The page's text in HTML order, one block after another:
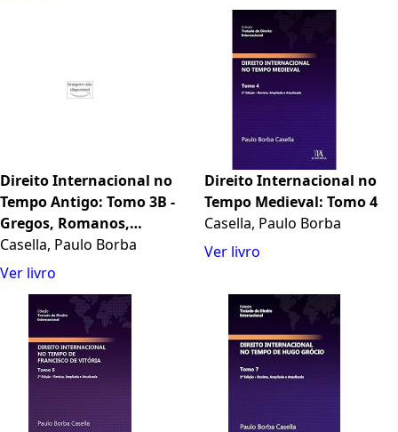
Direito Internacional no
Tempo Antigo: Tomo 3B -
Gregos, Romanos,
Chineses, Indianos
Casella, Paulo Borba
Ver livro
Direito Internacional no
Tempo Medieval: Tomo 4
Casella, Paulo Borba
Ver livro